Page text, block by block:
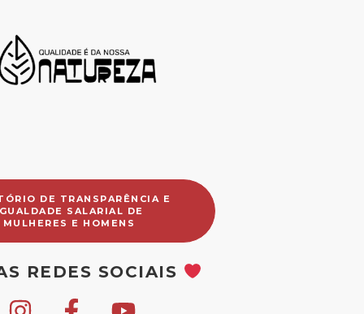
DE TRANSPARÊNCIA E
SALARIAL DE
MULHERES E HOMENS
REDES SOCIAIS